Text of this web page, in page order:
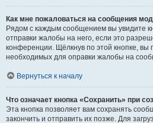
Как мне пожаловаться на сообщения
Рядом с каждым сообщением вы увидите
отправки жалобы на него, если это
конференции. Щёлкнув по этой кнопке, вы
необходимых для оправки жалобы на
Вернуться к началу
Что означает кнопка «Сохранить» при
Эта кнопка позволяет вам сохранять
закончить и отправить их позже. Для